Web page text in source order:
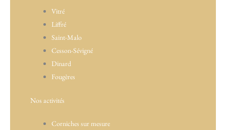
Vitré
Liffré
Saint-Malo
Cesson-Sévigné
Dinard
Fougères
Nos activités
Corniches sur mesure